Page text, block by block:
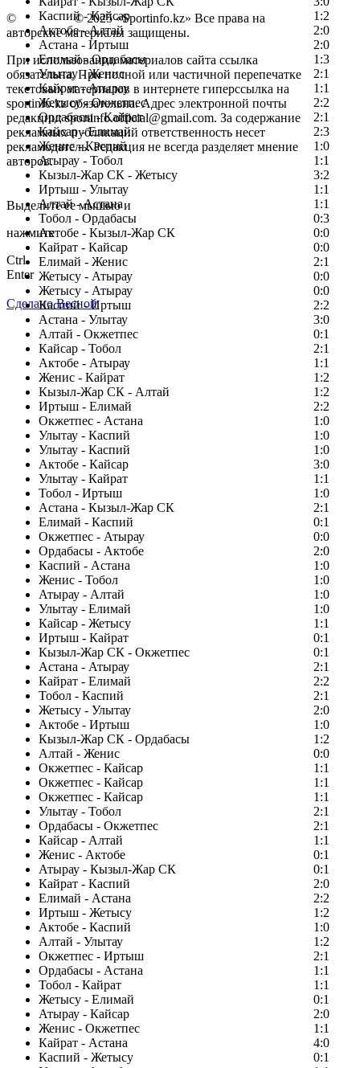
Каспий - Кайсар
1:2
Актобе - Алтай
2:0
Астана - Иртыш
2:0
Елимай - Ордабасы
1:3
Улытау - Женис
2:1
Кайрат - Атырау
1:1
Жетысу - Окжетпес
2:2
Ордабасы - Кайрат
2:1
Кайсар - Елимай
2:3
Женис - Каспий
1:0
Атырау - Тобол
1:1
Кызыл-Жар СК - Жетысу
3:2
Иртыш - Улытау
1:1
Алтай - Астана
1:1
Тобол - Ордабасы
0:3
Актобе - Кызыл-Жар СК
0:0
Кайрат - Кайсар
0:0
Елимай - Женис
2:1
Жетысу - Атырау
0:0
Жетысу - Атырау
0:0
Каспий - Иртыш
2:2
Астана - Улытау
3:0
Алтай - Окжетпес
0:1
Кайсар - Тобол
2:1
Актобе - Атырау
1:1
Женис - Кайрат
1:2
Кызыл-Жар СК - Алтай
1:2
Иртыш - Елимай
2:2
Окжетпес - Астана
1:0
Улытау - Каспий
1:0
Улытау - Каспий
1:0
Актобе - Кайсар
3:0
Улытау - Кайрат
1:1
Тобол - Иртыш
1:0
Астана - Кызыл-Жар СК
2:1
Елимай - Каспий
0:1
Окжетпес - Атырау
0:0
Ордабасы - Актобе
2:0
Каспий - Астана
1:0
Женис - Тобол
1:0
Атырау - Алтай
1:0
Улытау - Елимай
1:0
Кайсар - Жетысу
1:1
Иртыш - Кайрат
0:1
Кызыл-Жар СК - Окжетпес
0:1
Астана - Атырау
2:1
Кайрат - Елимай
2:2
Тобол - Каспий
2:1
Жетысу - Улытау
2:0
Актобе - Иртыш
1:0
Кызыл-Жар СК - Ордабасы
1:2
Алтай - Женис
0:0
Окжетпес - Кайсар
1:1
Окжетпес - Кайсар
1:1
Окжетпес - Кайсар
1:1
Улытау - Тобол
2:1
Ордабасы - Окжетпес
2:1
Кайсар - Алтай
1:1
Женис - Актобе
0:1
Атырау - Кызыл-Жар СК
0:1
Кайрат - Каспий
2:0
Елимай - Астана
2:2
Иртыш - Жетысу
1:2
Актобе - Каспий
1:0
Алтай - Улытау
1:2
Окжетпес - Иртыш
2:1
Ордабасы - Астана
1:1
Тобол - Кайрат
1:1
Жетысу - Елимай
0:1
Атырау - Кайсар
2:0
Женис - Окжетпес
1:1
Кайрат - Астана
4:0
Каспий - Жетысу
0:1
© Copyright© 2025 «Sportinfo.kz» Все права на
авторские материалы защищены.
При использовании материалов сайта ссылка
обязательна. При полной или частичной перепечатке
текстовых материалов в интернете гиперссылка на
sportinfo.kz обязательна. Адрес электронной почты
редакции: sportinfo.official@gmail.com. За содержание
рекламных публикаций ответственность несет
рекламодатель. Редакция не всегда разделяет мнение
авторов.
Заметили ошибку в тексте?
Выделите ее мышью и
нажмите
Ctrl
Enter
Сделано Весной